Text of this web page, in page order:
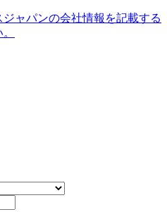
ャパンの会社情報を記載する